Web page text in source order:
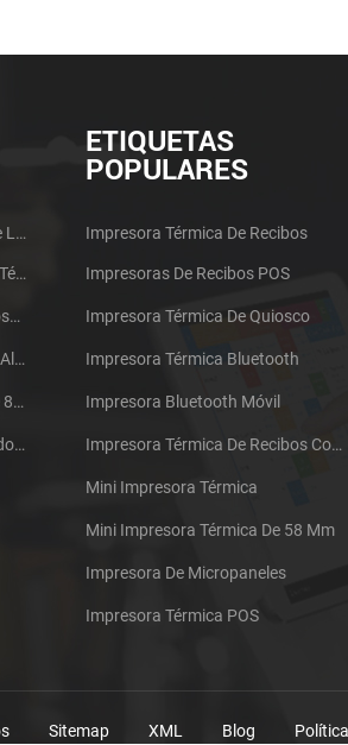
58 Móvil Portátil De Bluetooth De La Impresora Térmica De PTP-II
58 Micro Panel De La Impresora Térmica De Recibos CSN-A1
KP-300 H 3inch Térmica Del Quiosco De La Impresora Módulo De
KP-300V De 80mm De Ancho De Alta Velocidad De La Impresora Térmica Del Quiosco
EP-380CK Impresora Térmica De 80 Mm Con Bloqueo De La Tapa
TTL DC12V 58mm Mini Incrustado Taxi De La Impresora Térmica De Recibos
ETIQUETAS
POPULARES
Impresora Térmica De Recibos
Impresoras De Recibos POS
Impresora Térmica De Quiosco
Impresora Térmica Bluetooth
Impresora Bluetooth Móvil
Impresora Térmica De Recibos Con Micropanel.
Mini Impresora Térmica
Mini Impresora Térmica De 58 Mm
Impresora De Micropaneles
Impresora Térmica POS
Sitemap XML Blog